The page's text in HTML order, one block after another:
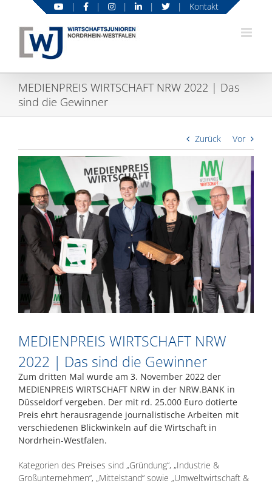
springen
| | | | | Kontakt
MEDIENPREIS WIRTSCHAFT NRW 2022 | Das
sind die Gewinner
Zurück
Vor
Zeige
grösseres
Bild
MEDIENPREIS WIRTSCHAFT NRW
2022 | Das sind die Gewinner
Zum dritten Mal wurde am 3. November 2022 der
MEDIENPREIS WIRTSCHAFT NRW in der NRW.BANK in
Düsseldorf vergeben. Der mit rd. 25.000 Euro dotierte
Preis ehrt herausragende journalistische Arbeiten mit
verschiedenen Blickwinkeln auf die Wirtschaft in
Nordrhein-Westfalen.
Kategorien des Preises sind „Gründung“, „Industrie &
Großunternehmen“, „Mittelstand“ sowie „Umweltwirtschaft &